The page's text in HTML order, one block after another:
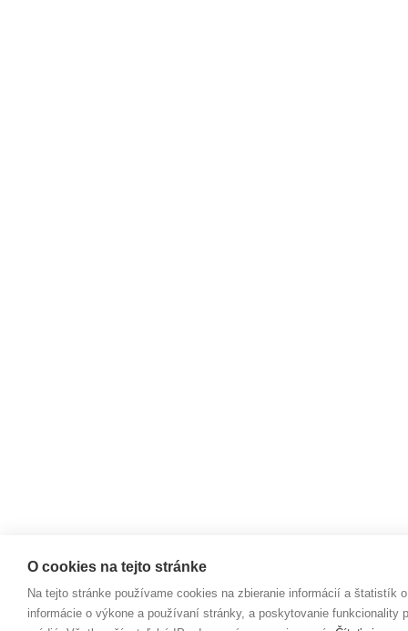
O cookies na tejto stránke
Na tejto stránke používame cookies na zbieranie informácií a štatistík
informácie o výkone a používaní stránky, a poskytovanie funkcionality